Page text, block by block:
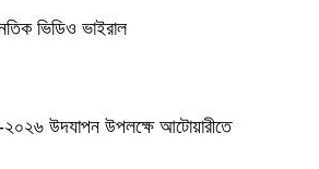
ভিডিও ভাইরাল
উদযাপন উপলক্ষে আটোয়ারীতে